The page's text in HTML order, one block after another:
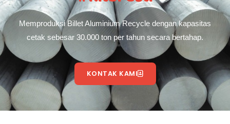
Memproduksi Billet Aluminium Recycle dengan kapasitas
cetak sebesar 30.000 ton per tahun secara bertahap.
KONTAK KAMI